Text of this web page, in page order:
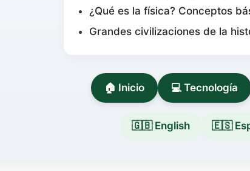
¿Qué es la física? Conceptos
Grandes civilizaciones de la
🏠 Inicio 💻 Tecnología
🇬🇧 English 🇪🇸